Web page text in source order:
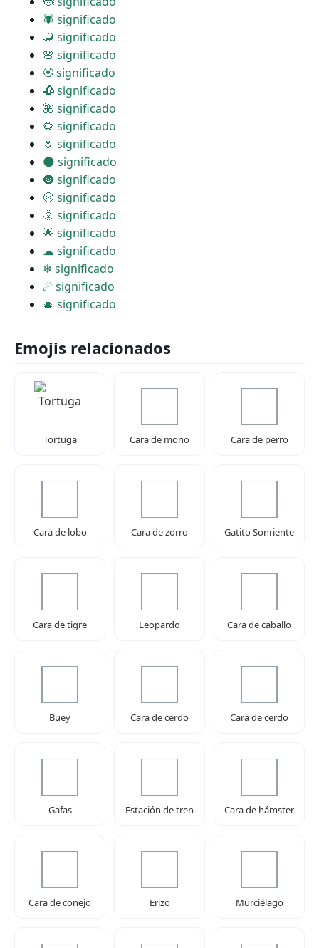
🕷 significado
🦂 significado
🌸 significado
🏵 significado
🥀 significado
🌺 significado
🌻 significado
🌷 significado
🌑 significado
🌚 significado
🌝 significado
🌞 significado
🌟 significado
☁ significado
❄ significado
☄ significado
🎄 significado
Emojis relacionados
Tortuga Cara de mono Cara de perro
Cara de lobo Cara de zorro Gatito Sonriente
Cara de tigre Leopardo Cara de caballo
Buey Cara de cerdo Cara de cerdo
Gafas Estación de tren Cara de hámster
Cara de conejo Erizo Murciélago